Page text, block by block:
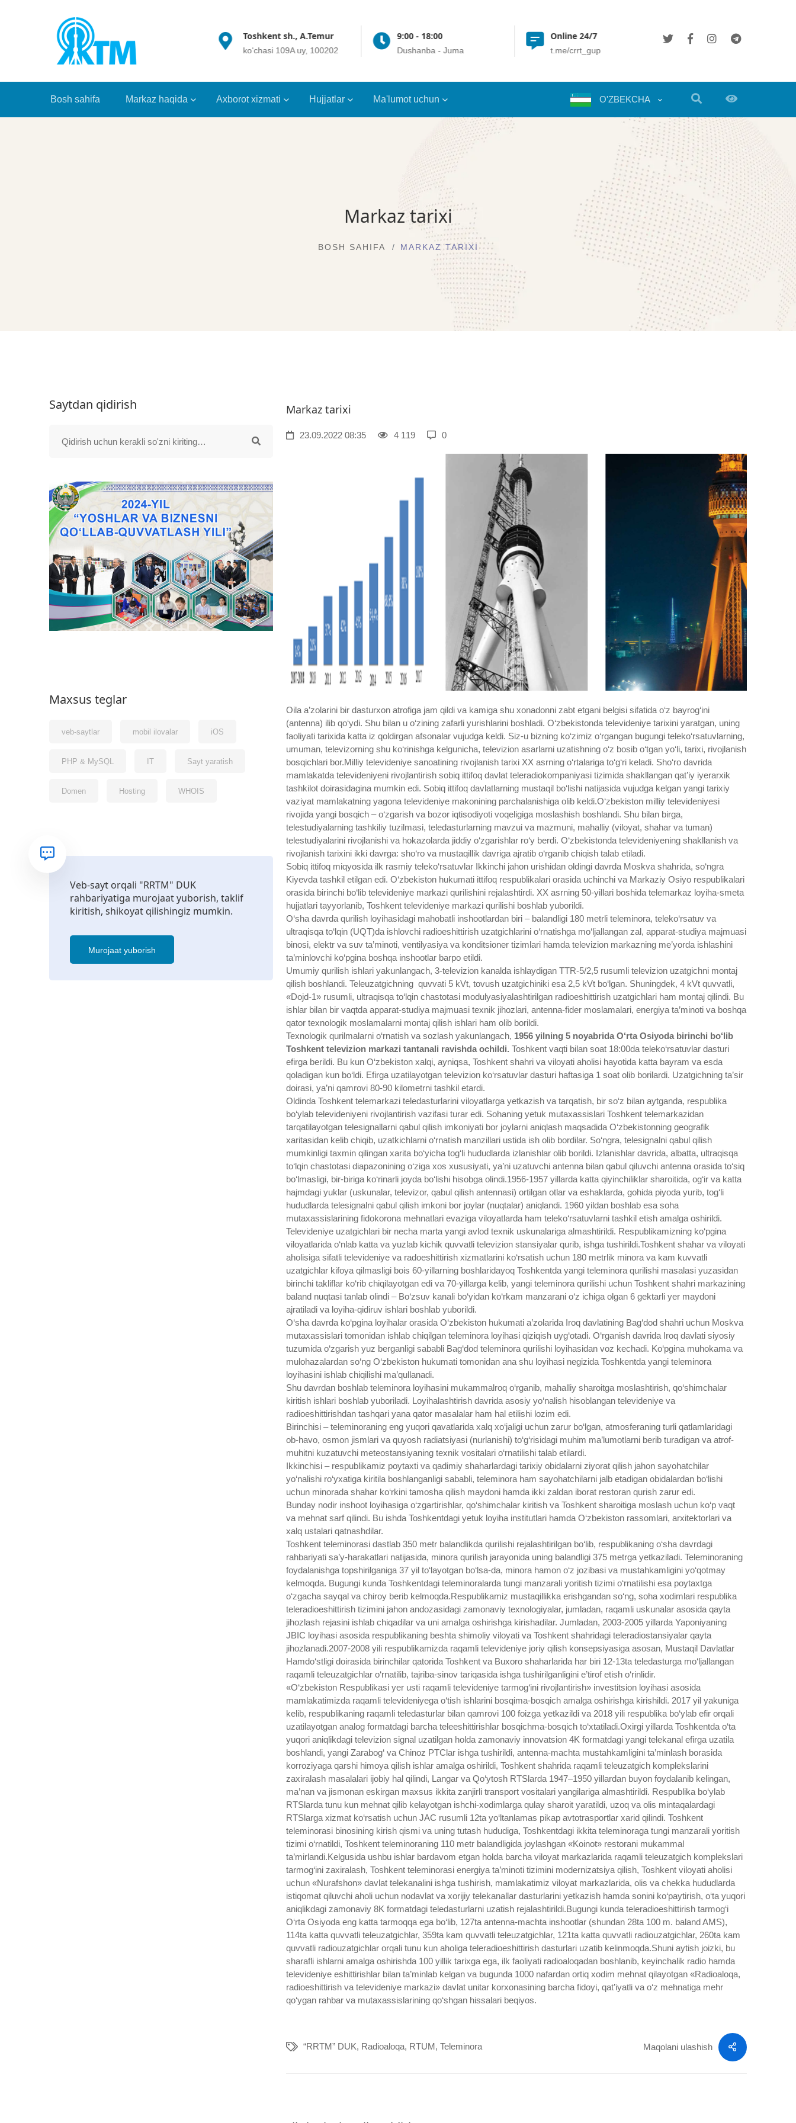
(+998 71) 202 35 49
info@crrt.uz
Toshkent sh., A.Temur
ko‘chasi 109A uy, 100202
9:00 - 18:00
Dushanba - Juma
Online 24/7
t.me/crrt_gup
(+998 71) 202 35 49
Bosh sahifa Markaz haqida Axborot xizmati Hujjatlar Ma'lumot uchun O'ZBEKCHA
Markaz tarixi
BOSH SAHIFA MARKAZ TARIXI
Saytdan qidirish
Maxsus teglar
veb-saytlar mobil ilovalar iOS
PHP & MySQL IT Sayt yaratish
Domen Hosting WHOIS
Veb-sayt orqali "RRTM" DUK
rahbariyatiga murojaat yuborish, taklif
kiritish, shikoyat qilishingiz mumkin.
Murojaat yuborish
Markaz tarixi
23.09.2022 08:35 4 119 0
Oila a’zolarini bir dasturxon atrofiga jam qildi va kamiga shu xonadonni zabt etgani belgisi sifatida o‘z bayrog‘ini
(antenna) ilib qo‘ydi. Shu bilan u o‘zining zafarli yurishlarini boshladi. O‘zbekistonda televideniye tarixini yaratgan, uning
faoliyati tarixida katta iz qoldirgan afsonalar vujudga keldi. Siz-u bizning ko‘zimiz o‘rgangan bugungi teleko‘rsatuvlarning,
umuman, televizorning shu ko‘rinishga kelgunicha, televizion asarlarni uzatishning o‘z bosib o‘tgan yo‘li, tarixi, rivojlanish
bosqichlari bor.Milliy televideniye sanoatining rivojlanish tarixi XX asrning o‘rtalariga to‘g‘ri keladi. Sho‘ro davrida
mamlakatda televideniyeni rivojlantirish sobiq ittifoq davlat teleradiokompaniyasi tizimida shakllangan qat’iy iyerarxik
tashkilot doirasidagina mumkin edi. Sobiq ittifoq davlatlarning mustaqil bo‘lishi natijasida vujudga kelgan yangi tarixiy
vaziyat mamlakatning yagona televideniye makonining parchalanishiga olib keldi.O‘zbekiston milliy televideniyesi
rivojida yangi bosqich – o‘zgarish va bozor iqtisodiyoti voqeligiga moslashish boshlandi. Shu bilan birga,
telestudiyalarning tashkiliy tuzilmasi, teledasturlarning mavzui va mazmuni, mahalliy (viloyat, shahar va tuman)
telestudiyalarini rivojlanishi va hokazolarda jiddiy o‘zgarishlar ro‘y berdi. O‘zbekistonda televideniyening shakllanish va
rivojlanish tarixini ikki davrga: sho‘ro va mustaqillik davriga ajratib o‘rganib chiqish talab etiladi.
Sobiq ittifoq miqyosida ilk rasmiy teleko‘rsatuvlar Ikkinchi jahon urishidan oldingi davrda Moskva shahrida, so‘ngra
Kiyevda tashkil etilgan edi. O‘zbekiston hukumati ittifoq respublikalari orasida uchinchi va Markaziy Osiyo respublikalari
orasida birinchi bo‘lib televideniye markazi qurilishini rejalashtirdi. XX asrning 50-yillari boshida telemarkaz loyiha-smeta
hujjatlari tayyorlanib, Toshkent televideniye markazi qurilishi boshlab yuborildi.
O‘sha davrda qurilish loyihasidagi mahobatli inshootlardan biri – balandligi 180 metrli teleminora, teleko‘rsatuv va
ultraqisqa to‘lqin (UQT)da ishlovchi radioeshittirish uzatgichlarini o‘rnatishga mo‘ljallangan zal, apparat-studiya majmuasi
binosi, elektr va suv ta’minoti, ventilyasiya va konditsioner tizimlari hamda televizion markazning me’yorda ishlashini
ta’minlovchi ko‘pgina boshqa inshootlar barpo etildi.
Umumiy qurilish ishlari yakunlangach, 3-televizion kanalda ishlaydigan TTR-5/2,5 rusumli televizion uzatgichni montaj
qilish boshlandi. Teleuzatgichning quvvati 5 kVt, tovush uzatgichiniki esa 2,5 kVt bo‘lgan. Shuningdek, 4 kVt quvvatli,
«Dojd-1» rusumli, ultraqisqa to‘lqin chastotasi modulyasiyalashtirilgan radioeshittirish uzatgichlari ham montaj qilindi. Bu
ishlar bilan bir vaqtda apparat-studiya majmuasi texnik jihozlari, antenna-fider moslamalari, energiya ta’minoti va boshqa
qator texnologik moslamalarni montaj qilish ishlari ham olib borildi.
Texnologik qurilmalarni o‘rnatish va sozlash yakunlangach, 1956 yilning 5 noyabrida O‘rta Osiyoda birinchi bo‘lib
Toshkent televizion markazi tantanali ravishda ochildi. Toshkent vaqti bilan soat 18:00da teleko‘rsatuvlar dasturi
efirga berildi. Bu kun O‘zbekiston xalqi, ayniqsa, Toshkent shahri va viloyati aholisi hayotida katta bayram va esda
qoladigan kun bo‘ldi. Efirga uzatilayotgan televizion ko‘rsatuvlar dasturi haftasiga 1 soat olib borilardi. Uzatgichning ta’sir
doirasi, ya’ni qamrovi 80-90 kilometrni tashkil etardi.
Oldinda Toshkent telemarkazi teledasturlarini viloyatlarga yetkazish va tarqatish, bir so‘z bilan aytganda, respublika
bo‘ylab televideniyeni rivojlantirish vazifasi turar edi. Sohaning yetuk mutaxassislari Toshkent telemarkazidan
tarqatilayotgan telesignallarni qabul qilish imkoniyati bor joylarni aniqlash maqsadida O‘zbekistonning geografik
xaritasidan kelib chiqib, uzatkichlarni o‘rnatish manzillari ustida ish olib bordilar. So‘ngra, telesignalni qabul qilish
mumkinligi taxmin qilingan xarita bo‘yicha tog‘li hududlarda izlanishlar olib borildi. Izlanishlar davrida, albatta, ultraqisqa
to‘lqin chastotasi diapazonining o‘ziga xos xususiyati, ya’ni uzatuvchi antenna bilan qabul qiluvchi antenna orasida to‘siq
bo‘lmasligi, bir-biriga ko‘rinarli joyda bo‘lishi hisobga olindi.1956-1957 yillarda katta qiyinchiliklar sharoitida, og‘ir va katta
hajmdagi yuklar (uskunalar, televizor, qabul qilish antennasi) ortilgan otlar va eshaklarda, gohida piyoda yurib, tog‘li
hududlarda telesignalni qabul qilish imkoni bor joylar (nuqtalar) aniqlandi. 1960 yildan boshlab esa soha
mutaxassislarining fidokorona mehnatlari evaziga viloyatlarda ham teleko‘rsatuvlarni tashkil etish amalga oshirildi.
Televideniye uzatgichlari bir necha marta yangi avlod texnik uskunalariga almashtirildi. Respublikamizning ko‘pgina
viloyatlarida o‘nlab katta va yuzlab kichik quvvatli televizion stansiyalar qurib, ishga tushirildi.Toshkent shahar va viloyati
aholisiga sifatli televideniye va radoeshittirish xizmatlarini ko‘rsatish uchun 180 metrlik minora va kam kuvvatli
uzatgichlar kifoya qilmasligi bois 60-yillarning boshlaridayoq Toshkentda yangi teleminora qurilishi masalasi yuzasidan
birinchi takliflar ko‘rib chiqilayotgan edi va 70-yillarga kelib, yangi teleminora qurilishi uchun Toshkent shahri markazining
baland nuqtasi tanlab olindi – Bo‘zsuv kanali bo‘yidan ko‘rkam manzarani o‘z ichiga olgan 6 gektarli yer maydoni
ajratiladi va loyiha-qidiruv ishlari boshlab yuborildi.
O‘sha davrda ko‘pgina loyihalar orasida O‘zbekiston hukumati a’zolarida Iroq davlatining Bag‘dod shahri uchun Moskva
mutaxassislari tomonidan ishlab chiqilgan teleminora loyihasi qiziqish uyg‘otadi. O‘rganish davrida Iroq davlati siyosiy
tuzumida o‘zgarish yuz berganligi sababli Bag‘dod teleminora qurilishi loyihasidan voz kechadi. Ko‘pgina muhokama va
mulohazalardan so‘ng O‘zbekiston hukumati tomonidan ana shu loyihasi negizida Toshkentda yangi teleminora
loyihasini ishlab chiqilishi ma’qullanadi.
Shu davrdan boshlab teleminora loyihasini mukammalroq o‘rganib, mahalliy sharoitga moslashtirish, qo‘shimchalar
kiritish ishlari boshlab yuboriladi. Loyihalashtirish davrida asosiy yo‘nalish hisoblangan televideniye va
radioeshittirishdan tashqari yana qator masalalar ham hal etilishi lozim edi.
Birinchisi – teleminoraning eng yuqori qavatlarida xalq xo‘jaligi uchun zarur bo‘lgan, atmosferaning turli qatlamlaridagi
ob-havo, osmon jismlari va quyosh radiatsiyasi (nurlanishi) to‘g‘risidagi muhim ma’lumotlarni berib turadigan va atrof-
muhitni kuzatuvchi meteostansiyaning texnik vositalari o‘rnatilishi talab etilardi.
Ikkinchisi – respublikamiz poytaxti va qadimiy shaharlardagi tarixiy obidalarni ziyorat qilish jahon sayohatchilar
yo‘nalishi ro‘yxatiga kiritila boshlanganligi sababli, teleminora ham sayohatchilarni jalb etadigan obidalardan bo‘lishi
uchun minorada shahar ko‘rkini tamosha qilish maydoni hamda ikki zaldan iborat restoran qurish zarur edi.
Bunday nodir inshoot loyihasiga o‘zgartirishlar, qo‘shimchalar kiritish va Toshkent sharoitiga moslash uchun ko‘p vaqt
va mehnat sarf qilindi. Bu ishda Toshkentdagi yetuk loyiha institutlari hamda O‘zbekiston rassomlari, arxitektorlari va
xalq ustalari qatnashdilar.
Toshkent teleminorasi dastlab 350 metr balandlikda qurilishi rejalashtirilgan bo‘lib, respublikaning o‘sha davrdagi
rahbariyati sa’y-harakatlari natijasida, minora qurilish jarayonida uning balandligi 375 metrga yetkaziladi. Teleminoraning
foydalanishga topshirilganiga 37 yil to‘layotgan bo‘lsa-da, minora hamon o‘z jozibasi va mustahkamligini yo‘qotmay
kelmoqda. Bugungi kunda Toshkentdagi teleminoralarda tungi manzarali yoritish tizimi o‘rnatilishi esa poytaxtga
o‘zgacha sayqal va chiroy berib kelmoqda.Respublikamiz mustaqillikka erishgandan so‘ng, soha xodimlari respublika
teleradioeshittirish tizimini jahon andozasidagi zamonaviy texnologiyalar, jumladan, raqamli uskunalar asosida qayta
jihozlash rejasini ishlab chiqadilar va uni amalga oshirishga kirishadilar. Jumladan, 2003-2005 yillarda Yaponiyaning
JBIC loyihasi asosida respublikaning beshta shimoliy viloyati va Toshkent shahridagi teleradiostansiyalar qayta
jihozlanadi.2007-2008 yili respublikamizda raqamli televideniye joriy qilish konsepsiyasiga asosan, Mustaqil Davlatlar
Hamdo‘stligi doirasida birinchilar qatorida Toshkent va Buxoro shaharlarida har biri 12-13ta teledasturga mo‘ljallangan
raqamli teleuzatgichlar o‘rnatilib, tajriba-sinov tariqasida ishga tushirilganligini e’tirof etish o‘rinlidir.
«O‘zbekiston Respublikasi yer usti raqamli televideniye tarmog‘ini rivojlantirish» investitsion loyihasi asosida
mamlakatimizda raqamli televideniyega o‘tish ishlarini bosqima-bosqich amalga oshirishga kirishildi. 2017 yil yakuniga
kelib, respublikaning raqamli teledasturlar bilan qamrovi 100 foizga yetkazildi va 2018 yili respublika bo‘ylab efir orqali
uzatilayotgan analog formatdagi barcha teleeshittirishlar bosqichma-bosqich to‘xtatiladi.Oxirgi yillarda Toshkentda o‘ta
yuqori aniqlikdagi televizion signal uzatilgan holda zamonaviy innovatsion 4K formatdagi yangi telekanal efirga uzatila
boshlandi, yangi Zarabog‘ va Chinoz PTClar ishga tushirildi, antenna-machta mustahkamligini ta’minlash borasida
korroziyaga qarshi himoya qilish ishlar amalga oshirildi, Toshkent shahrida raqamli teleuzatgich komplekslarini
zaxiralash masalalari ijobiy hal qilindi, Langar va Qo‘ytosh RTSlarda 1947–1950 yillardan buyon foydalanib kelingan,
ma’nan va jismonan eskirgan maxsus ikkita zanjirli transport vositalari yangilariga almashtirildi. Respublika bo‘ylab
RTSlarda tunu kun mehnat qilib kelayotgan ishchi-xodimlarga qulay sharoit yaratildi, uzoq va olis mintaqalardagi
RTSlarga xizmat ko‘rsatish uchun JAC rusumli 12ta yo‘ltanlamas pikap avtotrasportlar xarid qilindi. Toshkent
teleminorasi binosining kirish qismi va uning tutash hududiga, Toshkentdagi ikkita teleminoraga tungi manzarali yoritish
tizimi o‘rnatildi, Toshkent teleminoraning 110 metr balandligida joylashgan «Koinot» restorani mukammal
ta’mirlandi.Kelgusida ushbu ishlar bardavom etgan holda barcha viloyat markazlarida raqamli teleuzatgich komplekslari
tarmog‘ini zaxiralash, Toshkent teleminorasi energiya ta’minoti tizimini modernizatsiya qilish, Toshkent viloyati aholisi
uchun «Nurafshon» davlat telekanalini ishga tushirish, mamlakatimiz viloyat markazlarida, olis va chekka hududlarda
istiqomat qiluvchi aholi uchun nodavlat va xorijiy telekanallar dasturlarini yetkazish hamda sonini ko‘paytirish, o‘ta yuqori
aniqlikdagi zamonaviy 8K formatdagi teledasturlarni uzatish rejalashtirildi.Bugungi kunda teleradioeshittirish tarmog‘i
O‘rta Osiyoda eng katta tarmoqqa ega bo‘lib, 127ta antenna-machta inshootlar (shundan 28ta 100 m. baland AMS),
114ta katta quvvatli teleuzatgichlar, 359ta kam quvvatli teleuzatgichlar, 121ta katta quvvatli radiouzatgichlar, 260ta kam
quvvatli radiouzatgichlar orqali tunu kun aholiga teleradioeshittirish dasturlari uzatib kelinmoqda.Shuni aytish joizki, bu
sharafli ishlarni amalga oshirishda 100 yillik tarixga ega, ilk faoliyati radioaloqadan boshlanib, keyinchalik radio hamda
televideniye eshittirishlar bilan ta’minlab kelgan va bugunda 1000 nafardan ortiq xodim mehnat qilayotgan «Radioaloqa,
radioeshittirish va televideniye markazi» davlat unitar korxonasining barcha fidoyi, qat’iyatli va o‘z mehnatiga mehr
qo‘ygan rahbar va mutaxassislarining qo‘shgan hissalari beqiyos.
“RRTM” DUK, Radioaloqa, RTUM ,Teleminora Maqolani ulashish